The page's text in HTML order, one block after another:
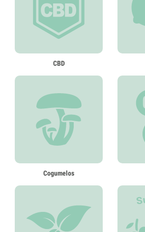
CBD
Cogumelos